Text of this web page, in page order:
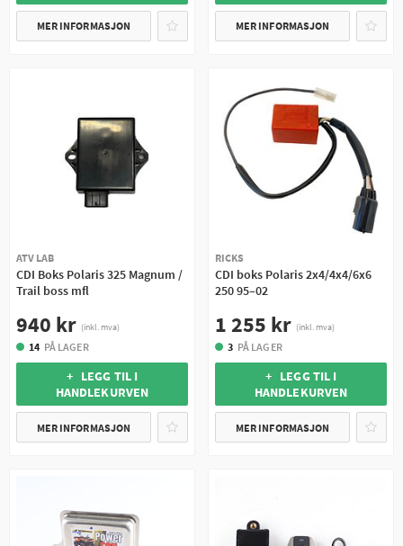
MER INFORMASJON MER INFORMASJON
ATV LAB
CDI Boks Polaris 325 Magnum /
Trail boss mfl
940 kr (inkl. mva)
14 PÅ LAGER
+ LEGG TIL I
HANDLEKURVEN
MER INFORMASJON
RICKS
CDI boks Polaris 2x4/4x4/6x6
250 95–02
1 255 kr (inkl. mva)
3 PÅ LAGER
+ LEGG TIL I
HANDLEKURVEN
MER INFORMASJON